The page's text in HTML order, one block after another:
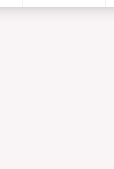
vous permet